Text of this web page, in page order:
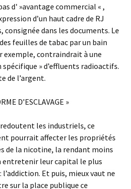
d' »avantage commercial « ,
d’un haut cadre de RJ
consignée dans les documents. Le
feuilles de tabac par un bain
exemple, contraindrait à une
spécifique » d’effluents radioactifs.
de l’argent.
D’ESCLAVAGE »
les industriels, ce
pourrait affecter les propriétés
de la nicotine, la rendant moins
entretenir leur capital le plus
l’addiction. Et puis, mieux vaut ne
sur la place publique ce